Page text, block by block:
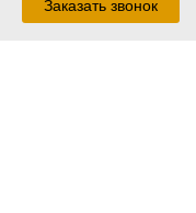
Заказать звонок